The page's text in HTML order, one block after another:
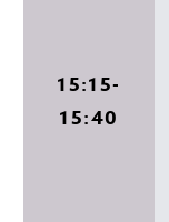
15:15-
15:40